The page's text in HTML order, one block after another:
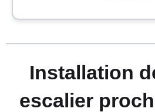
Installation
escalier